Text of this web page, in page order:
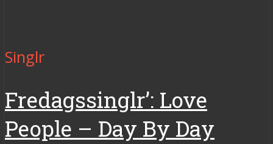
Singlr
Fredagssinglr’: Love
People – Day By Day